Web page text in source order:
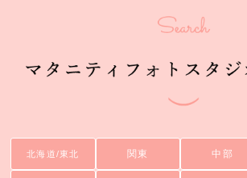
北海道/東北 関東 中部